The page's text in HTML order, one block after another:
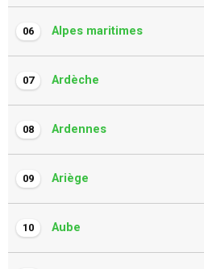
06 Alpes maritimes
07 Ardèche
08 Ardennes
09 Ariège
10 Aube